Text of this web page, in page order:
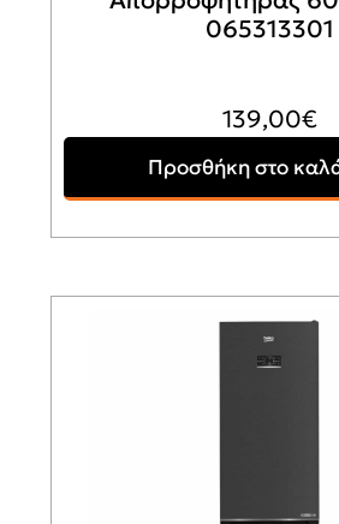
065313301
139,00€
Προσθήκη στο